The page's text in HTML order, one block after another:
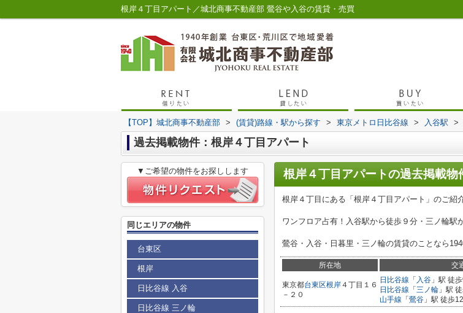
根岸４丁目アパート／城北商事不動産部 鶯谷や入谷の賃貸・売買
【TOP】城北商事不動産部 > (賃貸)路線・駅から探す > 東京メトロ日比谷線 > 入谷駅 >
過去掲載物件：根岸４丁目アパート
根岸４丁目アパートの過去掲載物
根岸４丁目にある「根岸４丁目アパート」のご紹
ワンフロア占有！入谷駅から徒歩９分・三ノ輪駅
鶯谷・入谷・日暮里・三ノ輪の賃貸のことなら
所在地 交
東京都台東区根岸４丁目１６
－２０
日比谷線 「 入谷 」駅 徒
日比谷線 「 三ノ輪 」駅
山手線 「 鶯谷 」駅 徒歩
▼ご希望の物件をお探しします
同じエリアの物件
台東区
根岸
日比谷線 入谷
日比谷線 三ノ輪